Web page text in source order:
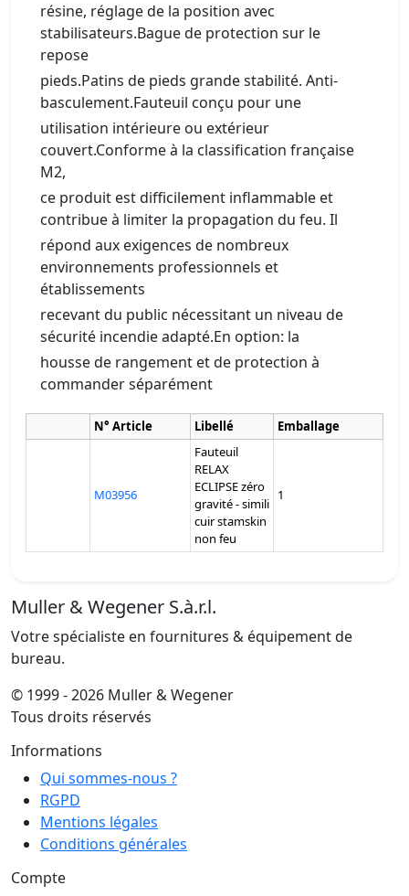
résine, réglage de la position avec
stabilisateurs.Bague de protection sur le
repose
pieds.Patins de pieds grande stabilité. Anti-
basculement.Fauteuil conçu pour une
utilisation intérieure ou extérieur
couvert.Conforme à la classification française
M2,
ce produit est difficilement inflammable et
contribue à limiter la propagation du feu. Il
répond aux exigences de nombreux
environnements professionnels et
établissements
recevant du public nécessitant un niveau de
sécurité incendie adapté.En option: la
housse de rangement et de protection à
commander séparément
N° Article Libellé Emballage
M03956
Fauteuil
RELAX
ECLIPSE zéro
gravité - simili
cuir stamskin
non feu
1
Muller & Wegener S.à.r.l.
Votre spécialiste en fournitures & équipement de
bureau.
© 1999 - 2026 Muller & Wegener
Tous droits réservés
Informations
Qui sommes-nous ?
RGPD
Mentions légales
Conditions générales
Compte